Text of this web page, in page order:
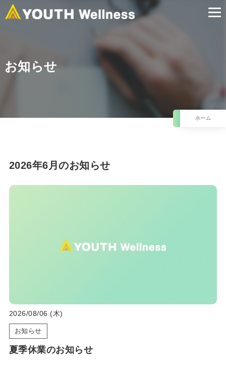
お知らせ
ホーム
2026年6月のお知らせ
2026/08/06 (木)
お知らせ
夏季休業のお知らせ